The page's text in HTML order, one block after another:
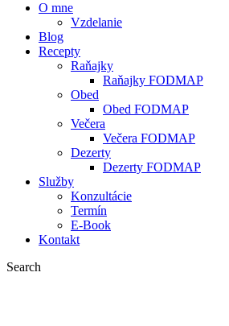
O mne
Vzdelanie
Blog
Recepty
Raňajky
Raňajky FODMAP
Obed
Obed FODMAP
Večera
Večera FODMAP
Dezerty
Dezerty FODMAP
Služby
Konzultácie
Termín
E-Book
Kontakt
Search